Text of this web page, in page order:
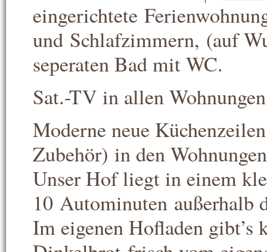
eingerichtete
und Schlafzimmern, (auf
seperaten Bad mit WC.
Sat.-TV in allen
Moderne neue
Zubehör) in den
Unser Hof liegt in einem
10 Autominuten außerhalb
Im eigenen Hofladen gibt’s